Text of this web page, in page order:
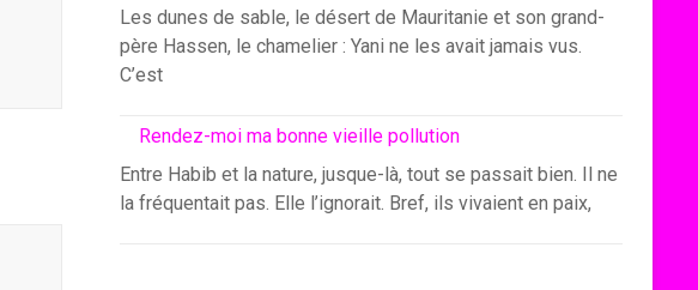
Les dunes de sable, le désert de Mauritanie et son grand-
père Hassen, le chamelier : Yani ne les avait jamais vus.
C’est
Rendez-moi ma bonne vieille pollution
Entre Habib et la nature, jusque-là, tout se passait bien. Il ne
la fréquentait pas. Elle l’ignorait. Bref, ils vivaient en paix,